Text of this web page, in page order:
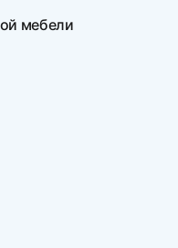
мебели